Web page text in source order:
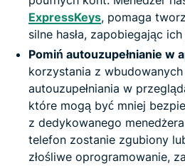
ExpressKeys, pomaga
silne hasła, zapobiegając
Pomiń autouzupełnianie w
korzystania z
autouzupełniania w
które mogą być mniej
z dedykowanego
telefon zostanie zgubiony
złośliwe oprogramowanie,